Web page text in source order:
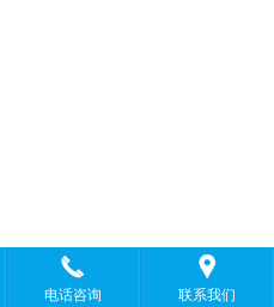
电话咨询 联系我们